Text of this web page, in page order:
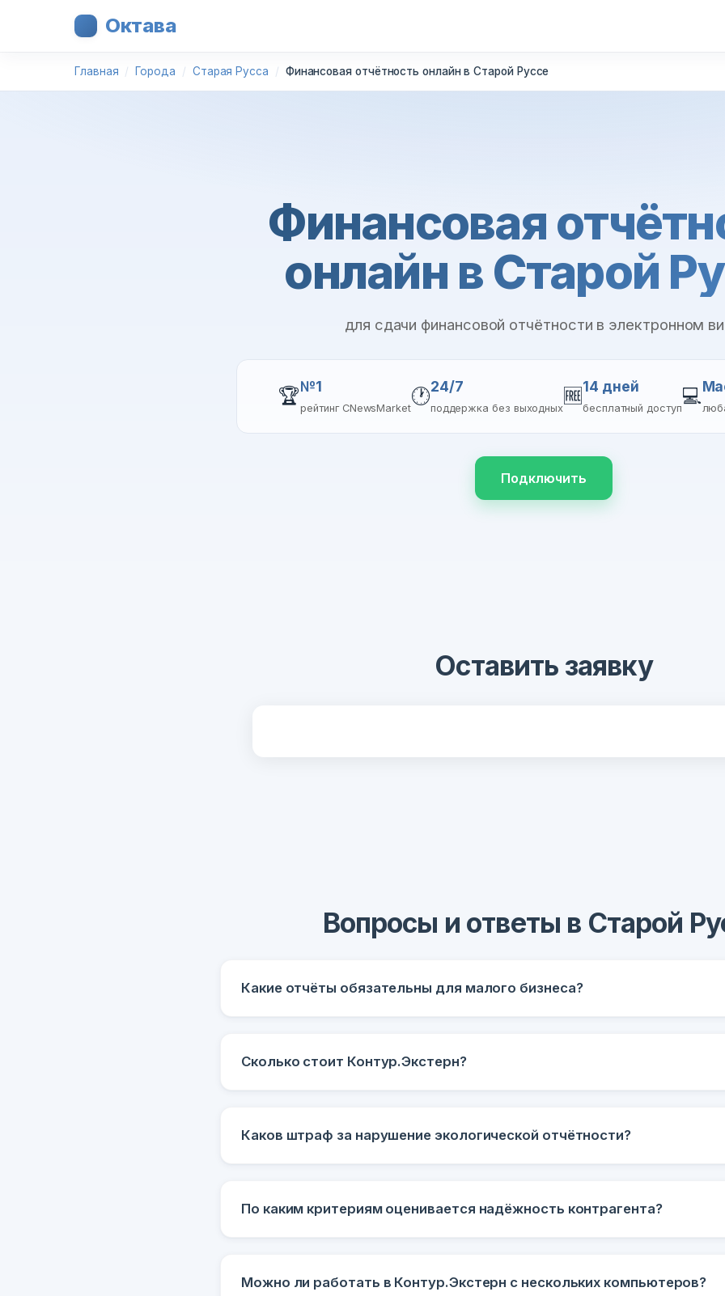
Октава
Главная Города Старая Русса Финансовая отчётность онлайн в Старой Руссе
Финансовая
онлайн в Старой
для сдачи финансовой отчётности в электронном
🏆№1
рейтинг CNewsMarket
🕐24/7
поддержка без выходных
🆓14 дней
бесплатный доступ
💻
Подключить
Оставить заявку
Вопросы и ответы в Старой
Какие отчёты обязательны для малого бизнеса?
Сколько стоит Контур.Экстерн?
Каков штраф за нарушение экологической отчётности?
По каким критериям оценивается надёжность контрагента?
Можно ли работать в Контур.Экстерн с нескольких компьютеров?